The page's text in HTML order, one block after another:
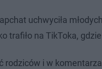
uchwyciła
trafiło na TikToka,
i w